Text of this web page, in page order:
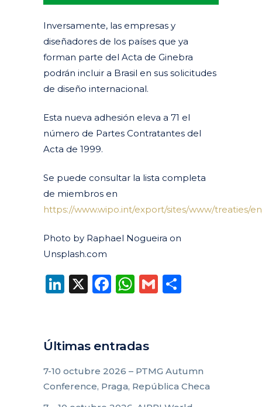
Inversamente, las empresas y
diseñadores de los países que ya
forman parte del Acta de Ginebra
podrán incluir a Brasil en sus solicitudes
de diseño internacional.
Esta nueva adhesión eleva a 71 el
número de Partes Contratantes del
Acta de 1999.
Se puede consultar la lista completa
de miembros en
https://www.wipo.int/export/sites/www/treaties/
Photo by Raphael Nogueira on
Unsplash.com
LinkedIn
X Facebook
WhatsApp
Gmail
Últimas entradas
7-10 octubre 2026 – PTMG Autumn
Conference, Praga, República Checa